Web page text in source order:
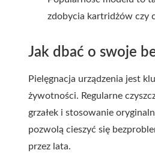
zdobycia kartridżów czy
Jak dbać o swoje
Pielęgnacja urządzenia jest
żywotności. Regularne
grzałek i stosowanie
pozwolą cieszyć się
przez lata.